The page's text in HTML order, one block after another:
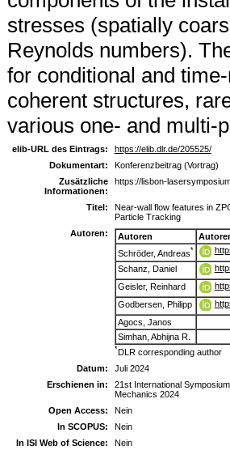
stresses (spatially
Reynolds numbers).
for conditional and
coherent structures,
various one- and multi-
elib-URL des Eintrags:
https://elib.dlr.de/205525/
Dokumentart:
Konferenzbeitrag (Vortrag)
Zusätzliche
Informationen:
https://lisbon-
Titel:
Near-wall flow features in
Particle Tracking
Autoren:
Autoren
Schröder, Andreas*
Schanz, Daniel
Geisler, Reinhard
Godbersen, Philipp
Agocs, Janos
Simhan, Abhijna R.
*DLR corresponding author
Datum:
Juli 2024
Erschienen in:
21st International
Mechanics 2024
Open Access:
Nein
In SCOPUS:
Nein
In ISI Web of Science:
Nein